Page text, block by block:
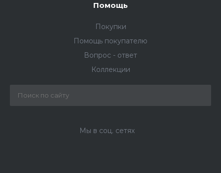
Помощь
Покупки
Помощь покупателю
Вопрос - ответ
Коллекции
Мы в соц. сетях